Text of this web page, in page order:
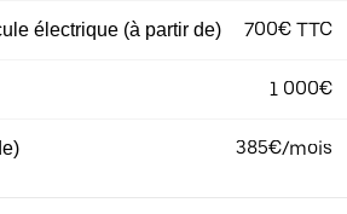
électrique (à partir de) 700€ TTC
1 000€
385€/mois